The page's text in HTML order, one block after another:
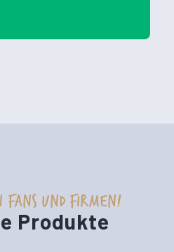
FANS UND FIRMEN!
Produkte